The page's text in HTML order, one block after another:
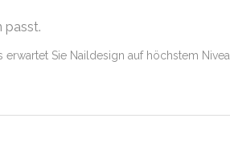
passt.
Sie Naildesign auf höchstem Nivea.